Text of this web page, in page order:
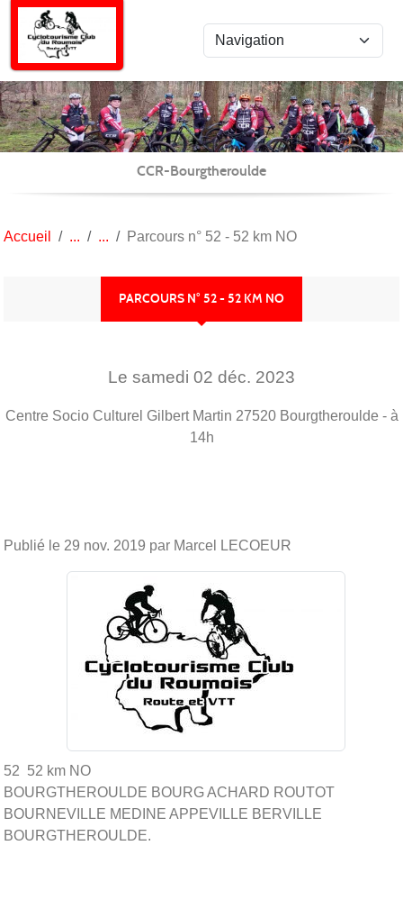
CCR-Bourgtheroulde
Accueil Parcours n° 52 - 52 km NO
PARCOURS N° 52 - 52 KM NO
Le samedi 02 déc. 2023
Centre Socio Culturel Gilbert Martin 27520 Bourgtheroulde - à
14h
Publié le 29 nov. 2019 par Marcel LECOEUR
52 52 km NO
BOURGTHEROULDE BOURG ACHARD ROUTOT
BOURNEVILLE MEDINE APPEVILLE BERVILLE
BOURGTHEROULDE.
Panneau de gestion des cookies